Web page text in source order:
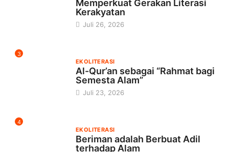
Memperkuat Gerakan Literasi
Kerakyatan
Juli 26, 2026
3
EKOLITERASI
Al-Qur’an sebagai “Rahmat bagi
Semesta Alam”
Juli 23, 2026
4
EKOLITERASI
Beriman adalah Berbuat Adil
terhadap Alam